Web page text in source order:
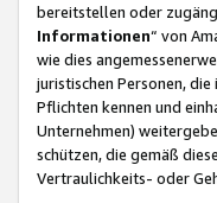
bereitstellen oder
Informationen“ von
wie dies
juristischen Personen,
Pflichten kennen und
Unternehmen)
schützen, die gemäß
Vertraulichkeits- oder